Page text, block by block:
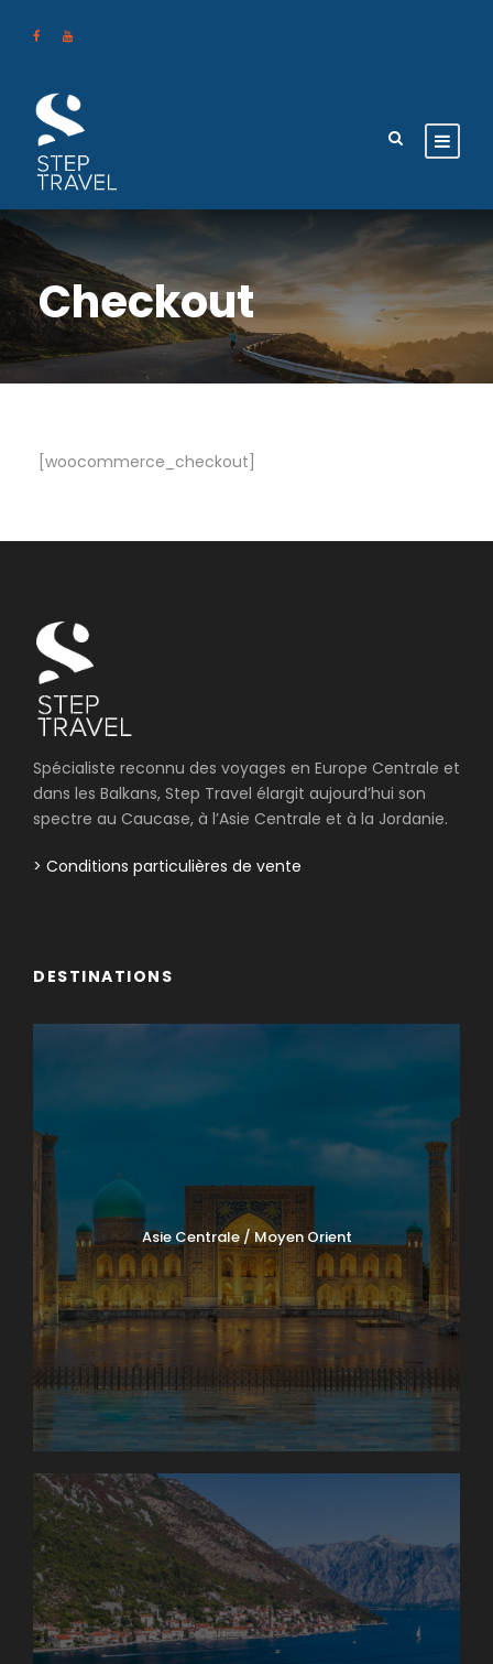
Checkout
[woocommerce_checkout]
Spécialiste reconnu des voyages en Europe Centrale et
dans les Balkans, Step Travel élargit aujourd’hui son
spectre au Caucase, à l’Asie Centrale et à la Jordanie.
> Conditions particulières de vente
DESTINATIONS
Asie Centrale / Moyen Orient